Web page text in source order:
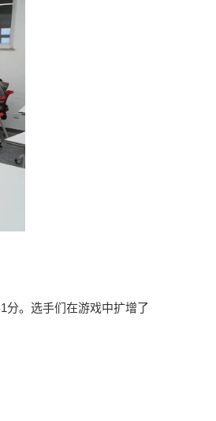
分。选手们在游戏中扩增了